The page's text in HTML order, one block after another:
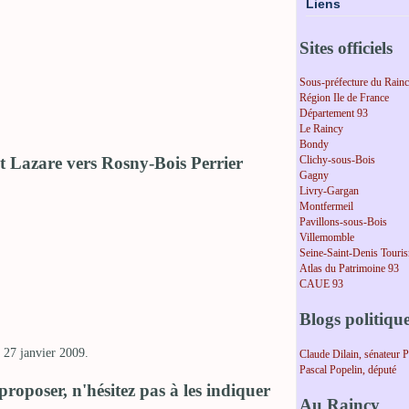
Lazare vers Rosny-Bois Perrier
janvier 2009.
n'hésitez pas à les indiquer
Liens
Sites officiels
Sous-préfecture du
Région Ile de France
Département 93
Le Raincy
Bondy
Clichy-sous-Bois
Gagny
Livry-Gargan
Montfermeil
Pavillons-sous-Bois
Villemomble
Seine-Saint-Denis
Atlas du Patrimoine 93
CAUE 93
Blogs
Claude Dilain, sénateur
Pascal Popelin, député
Au Raincy